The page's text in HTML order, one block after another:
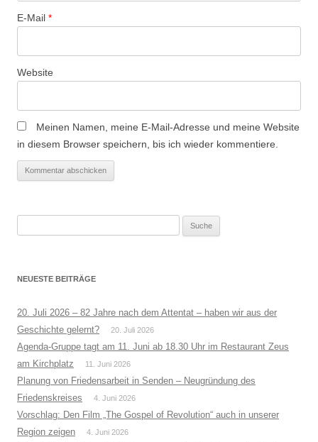
n
E-Mail *
Website
Meinen Namen, meine E-Mail-Adresse und meine Website
in diesem Browser speichern, bis ich wieder kommentiere.
nach:
NEUESTE BEITRÄGE
20. Juli 2026 – 82 Jahre nach dem Attentat – haben wir aus der
Geschichte gelernt?
20. Juli 2026
Agenda-Gruppe tagt am 11. Juni ab 18.30 Uhr im Restaurant Zeus
am Kirchplatz
11. Juni 2026
Planung von Friedensarbeit in Senden – Neugründung des
Friedenskreises
4. Juni 2026
Vorschlag: Den Film „The Gospel of Revolution“ auch in unserer
Region zeigen
4. Juni 2026